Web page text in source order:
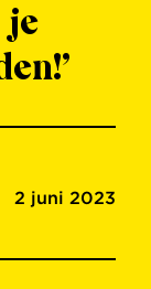
je
2 juni 2023